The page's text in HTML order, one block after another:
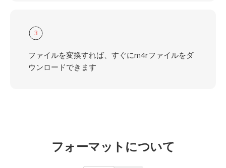
3
ファイルを変換すれば、すぐにm4rファイルをダ
ウンロードできます
フォーマットについて